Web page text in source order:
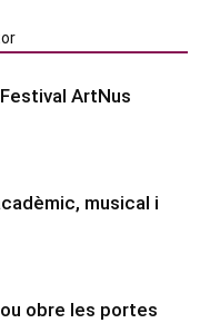
ArtNus
musical i
obre les portes